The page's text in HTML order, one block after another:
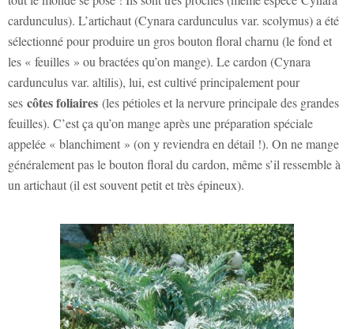
cardunculus). L’artichaut (Cynara cardunculus var. scolymus) a été
sélectionné pour produire un gros bouton floral charnu (le fond et
les « feuilles » ou bractées qu’on mange). Le cardon (Cynara
cardunculus var. altilis), lui, est cultivé principalement pour
ses côtes foliaires (les pétioles et la nervure principale des grandes
feuilles). C’est ça qu’on mange après une préparation spéciale
appelée « blanchiment » (on y reviendra en détail !). On ne mange
généralement pas le bouton floral du cardon, même s’il ressemble à
un artichaut (il est souvent petit et très épineux).